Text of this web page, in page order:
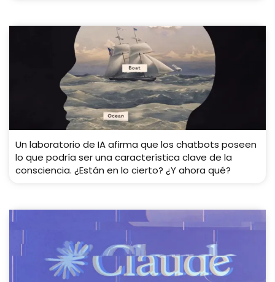
Un laboratorio de IA afirma que los chatbots poseen
lo que podría ser una característica clave de la
consciencia. ¿Están en lo cierto? ¿Y ahora qué?